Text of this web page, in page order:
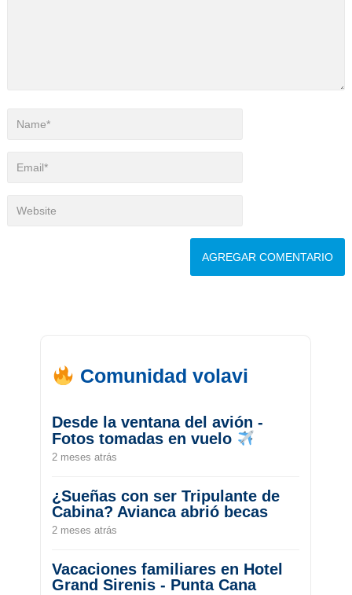
Comunidad volavi
Desde la ventana del avión -
Fotos tomadas en vuelo
2 meses atrás
¿Sueñas con ser Tripulante de
Cabina? Avianca abrió becas
2 meses atrás
Vacaciones familiares en Hotel
Grand Sirenis - Punta Cana